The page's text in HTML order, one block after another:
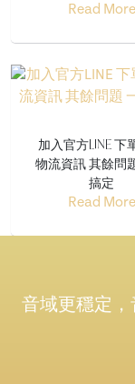
Read More
加入官方LINE 下
物流資訊 其餘問
搞定
Read More
音域更穩定，